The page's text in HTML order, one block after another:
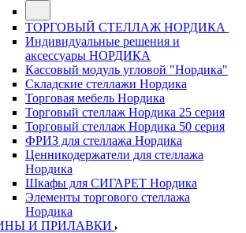
ТОРГОВЫЙ СТЕЛЛАЖ НОРДИКА
Индивидуальные решения и
аксессуары НОРДИКА
Кассовый модуль угловой "Нордика"
Складские стеллажи Нордика
Торговая мебель Нордика
Торговый стеллаж Нордика 25 серия
Торговый стеллаж Нордика 50 серия
ФРИЗ для стеллажа Нордика
Ценникодержатели для стеллажа
Нордика
Шкафы для СИГАРЕТ Нордика
Элементы торгового стеллажа
Нордика
И ПРИЛАВКИ